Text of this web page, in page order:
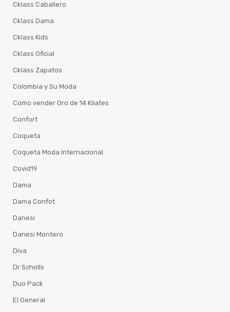
Cklass Caballero
Cklass Dama
Cklass Kids
Cklass Oficial
Cklass Zapatos
Colombia y Su Moda
Como vender Oro de 14 Kilates
Confort
Coqueta
Coqueta Moda Internacional
Covid19
Dama
Dama Confot
Danesi
Danesi Montero
Diva
Dr Scholls
Duo Pack
El General